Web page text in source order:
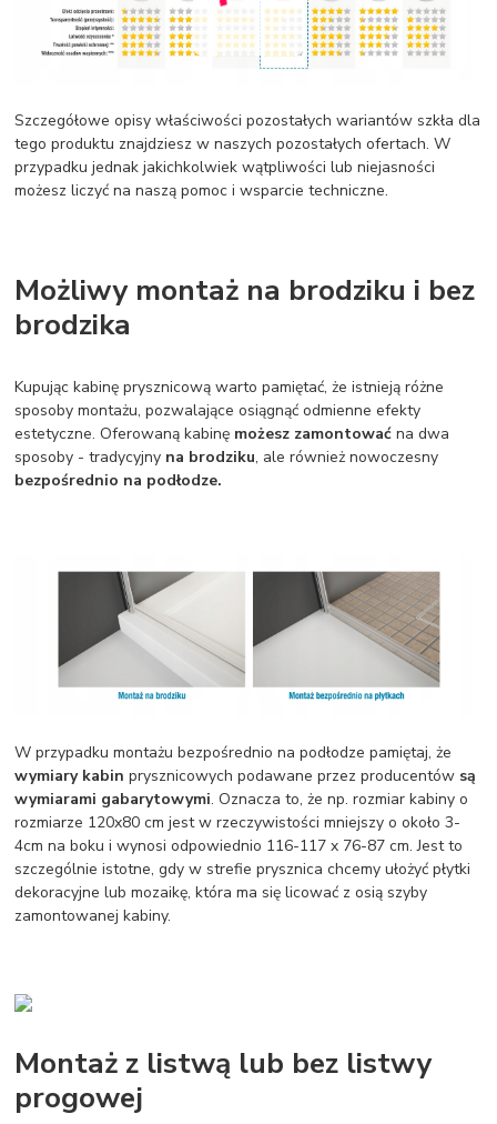
Szczegółowe opisy właściwości pozostałych wariantów szkła dla
tego produktu znajdziesz w naszych pozostałych ofertach. W
przypadku jednak jakichkolwiek wątpliwości lub niejasności
możesz liczyć na naszą pomoc i wsparcie techniczne.
Możliwy montaż na brodziku i bez
brodzika
Kupując kabinę prysznicową warto pamiętać, że istnieją różne
sposoby montażu, pozwalające osiągnąć odmienne efekty
estetyczne. Oferowaną kabinę możesz zamontować na dwa
sposoby - tradycyjny na brodziku, ale również nowoczesny
bezpośrednio na podłodze.
W przypadku montażu bezpośrednio na podłodze pamiętaj, że
wymiary kabin prysznicowych podawane przez producentów są
wymiarami gabarytowymi. Oznacza to, że np. rozmiar kabiny o
rozmiarze 120x80 cm jest w rzeczywistości mniejszy o około 3-
4cm na boku i wynosi odpowiednio 116-117 x 76-87 cm. Jest to
szczególnie istotne, gdy w strefie prysznica chcemy ułożyć płytki
dekoracyjne lub mozaikę, która ma się licować z osią szyby
zamontowanej kabiny.
Montaż z listwą lub bez listwy
progowej